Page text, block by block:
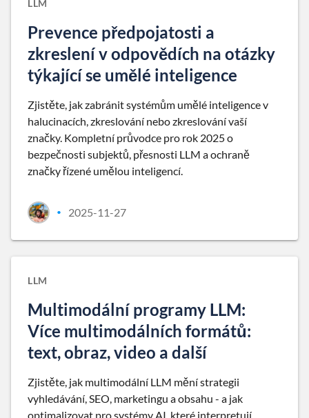
LLM
Prevence předpojatosti a
zkreslení v odpovědích na otázky
týkající se umělé inteligence
Zjistěte, jak zabránit systémům umělé inteligence v
halucinacích, zkreslování nebo zkreslování vaší
značky. Kompletní průvodce pro rok 2025 o
bezpečnosti subjektů, přesnosti LLM a ochraně
značky řízené umělou inteligencí.
• 2025-11-27
LLM
Multimodální programy LLM:
Více multimodálních formátů:
text, obraz, video a další
Zjistěte, jak multimodální LLM mění strategii
vyhledávání, SEO, marketingu a obsahu - a jak
optimalizovat pro systémy AI, které interpretují